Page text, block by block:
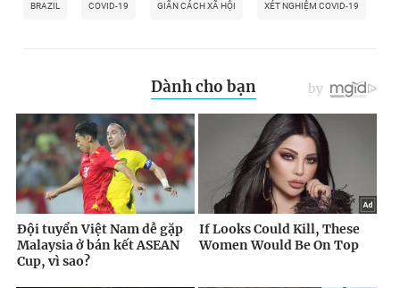
BRAZIL COVID-19 GIÃN CÁCH XÃ HỘI XÉT NGHIỆM COVID-19